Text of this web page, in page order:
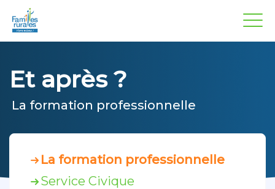
contenu
Et après ?
La formation professionnelle
La formation professionnelle
Service Civique
Panneau de gestion des cookies